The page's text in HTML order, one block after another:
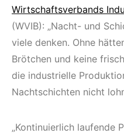
Wirtschaftsverbands
(WVIB): „Nacht- und
viele denken. Ohne
Brötchen und keine
die industrielle
Nachtschichten nicht
„Kontinuierlich laufende